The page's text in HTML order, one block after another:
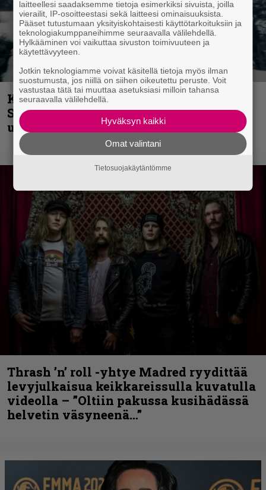
Kunnianosoitus hyiselle Pohjolalle –
Shining hyppäsi keskelle kinoksia
uudella videollaan
Thrash ’n’ roll -yhtye Madred ryydittää
levyjulkaisua keikkareissulla kuvatulla
videolla – ”Oltiin pakussa kusihädässä
helvetin väsyneenä…”
laitteellesi saadaksemme tietoja esimerkiksi sivuista, joilla
vierailit, IP-osoitteestasi sekä laitteesi ominaisuuksista.
Pääset tutustumaan yksityiskohtaisesti käyttötarkoituksiin ja
teknologiakumppaneihimme seuraavalla välilehdellä.
Hylkääminen voi vaikuttaa sivuston toimivuuteen ja
käytettävyyteen.
Jotkin teknologiamme voivat käsitellä tietoja myös ilman
suostumusta, jos niillä on siihen oikeutettu peruste. Voit
vastustaa tätä tai muuttaa asetuksiasi milloin tahansa
seuraavalla välilehdellä.
Hyväksyn kaikki
Omat valintani
Tietosuojakäytäntömme